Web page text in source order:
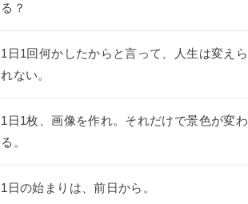
る？
1日1回何かしたからと言って、人生は変えら
れない。
1日1枚、画像を作れ。それだけで景色が変わ
る。
1日の始まりは、前日から。